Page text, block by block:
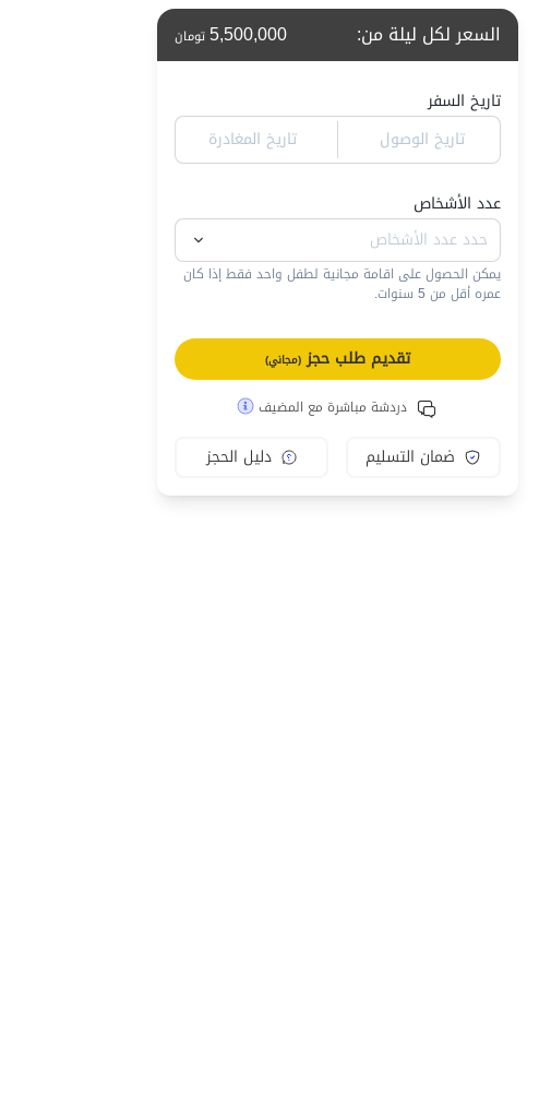
السعر لكل ليلة من:
5,500,000 تومان
تاريخ السفر
تاريخ الوصول
تاريخ المغادرة
عدد الأشخاص
يمكن الحصول على اقامة مجانية لطفل واحد فقط إذا كان
عمره أقل من 5 سنوات.
تقديم طلب حجز(مجاني)
دردشة مباشرة مع المضيف
ضمان التسليم دليل الحجز